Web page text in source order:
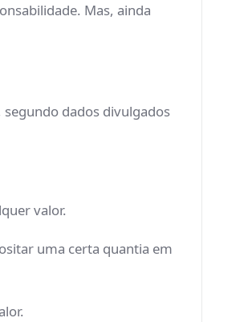
Mas, ainda
dados divulgados
valor.
uma certa quantia em